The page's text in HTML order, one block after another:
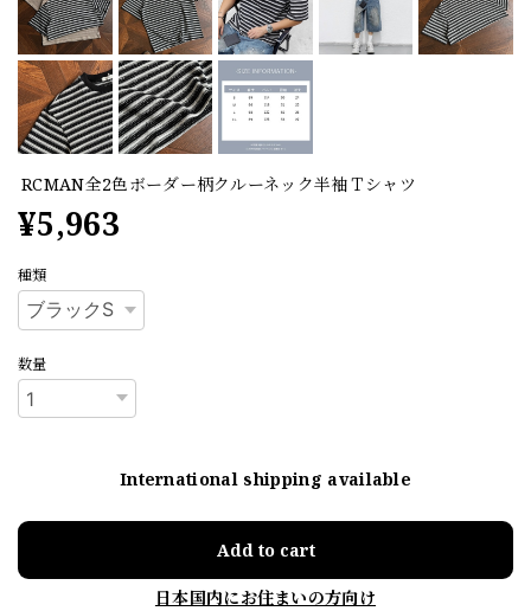
RCMAN全2色ボーダー柄クルーネック半袖Ｔシャツ
¥5,963
種類
数量
International shipping available
Add to cart
日本国内にお住まいの方向け